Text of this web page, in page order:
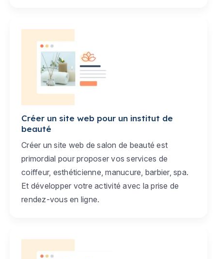
Créer un site web pour un institut de
beauté
Créer un site web de salon de beauté est
primordial pour proposer vos services de
coiffeur, esthéticienne, manucure, barbier, spa.
Et développer votre activité avec la prise de
rendez-vous en ligne.